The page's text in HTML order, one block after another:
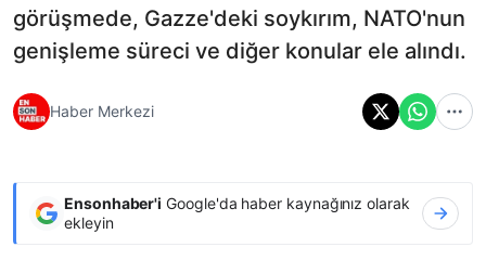
görüşmede, Gazze'deki soykırım, NATO'nun
genişleme süreci ve diğer konular ele alındı.
Haber Merkezi
Ensonhaber'i Google'da haber kaynağınız olarak
ekleyin